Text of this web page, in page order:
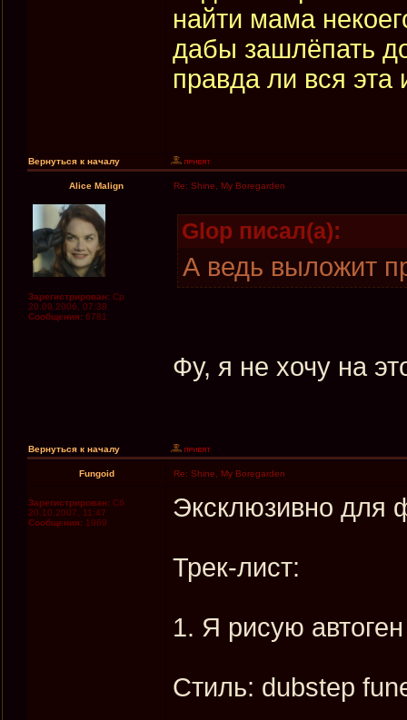
найти мама
дабы зашлёпать
правда ли вся
Вернуться к началу
Alice Malign Re: Shine, My Boregarden
Зарегистрирован: Ср
20.09.2006, 07:38
Сообщения: 6781
Glop писал(а):
А ведь выложит
Фу, я не хочу на
Вернуться к началу
Fungoid Re: Shine, My Boregarden
Зарегистрирован: Сб
20.10.2007, 11:47
Сообщения: 1969
Эксклюзивно для
Трек-лист:
1. Я рисую
Стиль: dubstep